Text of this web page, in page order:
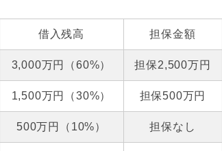
借入残高 担保金額
3,000万円（60%） 担保2,500万円
1,500万円（30%） 担保500万円
500万円（10%） 担保なし